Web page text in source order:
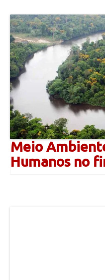
Meio
Humanos no